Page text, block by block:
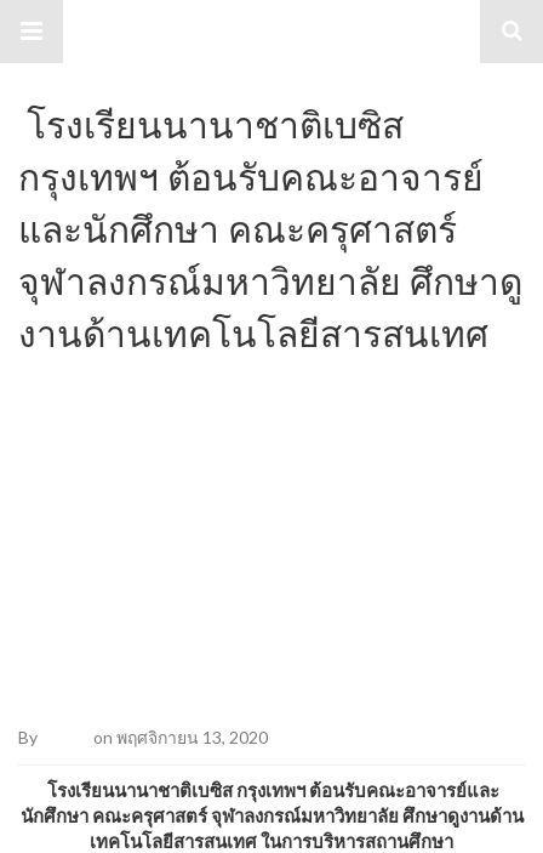
โรงเรียนนานาชาติเบซิส
กรุงเทพฯ ต้อนรับคณะอาจารย์
และนักศึกษา คณะครุศาสตร์
จุฬาลงกรณ์มหาวิทยาลัย ศึกษาดู
งานด้านเทคโนโลยีสารสนเทศ
By on พฤศจิกายน 13, 2020
โรงเรียนนานาชาติเบซิส กรุงเทพฯ ต้อนรับคณะอาจารย์และ
นักศึกษาคณะครุศาสตร์ จุฬาลงกรณ์มหาวิทยาลัยศึกษาดูงานด้าน
เทคโนโลยีสารสนเทศ ในการบริหารสถานศึกษา